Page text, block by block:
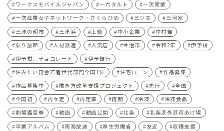
ワークスモバイルジャパン
一六タルト
一次産業
一次産業女子ネットワーク・さくらひめ
三ツ矢
三河家
三津の朝市
三津浜 上級 中小企業
中村舞
乗り放題
人材派遣 人気店 今治市 令和2年
伊予柑
伊予柑，チョコレート
伊予銀行
住みたい田舎若者世代部門全国1位
住宅ローン
作品募集
作品募集中
働き方改革支援プロジェクト 先行
全国
全国初
内々定 内定率 再開 冷凍
冷凍食品
劇場鑑賞券
動画 動画公開 北条
北条港外港荷あげ場
卒業アルバム
南海放送 厚生労働省 友近
収穫支援